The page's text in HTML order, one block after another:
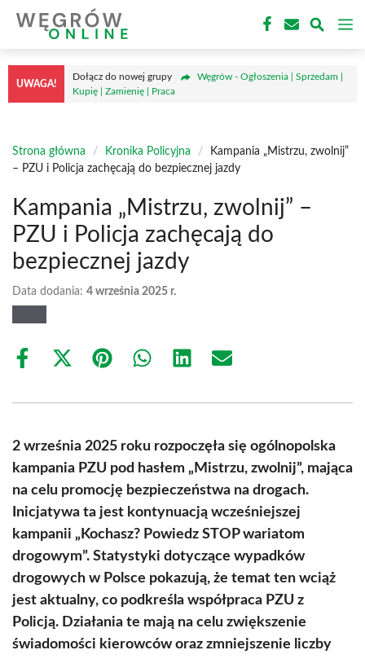
treści
UWAGA!
Dołącz do nowej grupy
Węgrów - Ogłoszenia | Sprzedam |
Kupię | Zamienię | Praca
Strona główna / Kronika Policyjna /
Kampania „Mistrzu, zwolnij”
– PZU i Policja zachęcają do bezpiecznej jazdy
Kampania „Mistrzu, zwolnij” –
PZU i Policja zachęcają do
bezpiecznej jazdy
Data dodania: 4 września 2025 r.
Share
Share
(Twitter)
Share Share Share Share
2 września 2025 roku rozpoczęła się ogólnopolska
kampania PZU pod hasłem „Mistrzu, zwolnij”, mająca
na celu promocję bezpieczeństwa na drogach.
Inicjatywa ta jest kontynuacją wcześniejszej
kampanii „Kochasz? Powiedz STOP wariatom
drogowym”. Statystyki dotyczące wypadków
drogowych w Polsce pokazują, że temat ten wciąż
jest aktualny, co podkreśla współpraca PZU z
Policją. Działania te mają na celu zwiększenie
świadomości kierowców oraz zmniejszenie liczby